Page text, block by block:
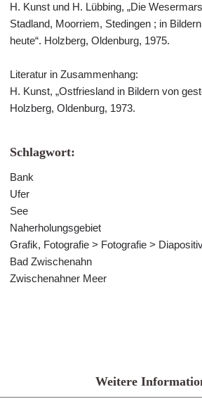
H. Kunst und H. Lübbing, „Die
Stadland, Moorriem, Stedingen ; in
heute“. Holzberg, Oldenburg, 1975.
Literatur in Zusammenhang:
H. Kunst, „Ostfriesland in Bildern von
Holzberg, Oldenburg, 1973.
Schlagwort:
Bank
Ufer
See
Naherholungsgebiet
Grafik, Fotografie > Fotografie >
Bad Zwischenahn
Zwischenahner Meer
Weitere